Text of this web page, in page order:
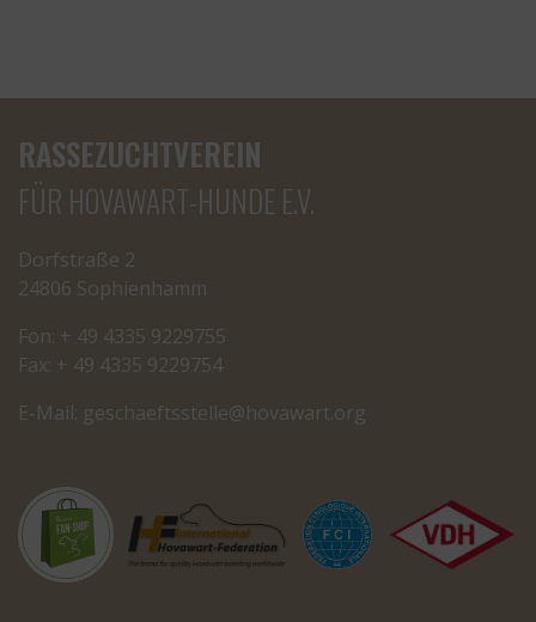
RASSEZUCHTVEREIN
FÜR HOVAWART-HUNDE E.V.
Dorfstraße 2
24806 Sophienhamm
Fon: + 49 4335 9229755
Fax: + 49 4335 9229754
E-Mail:
gro.t
rawav
oh@el
letss
tfeah
cseg